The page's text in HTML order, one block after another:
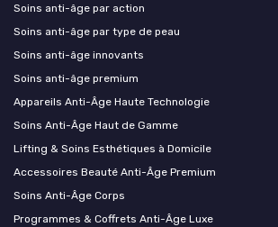
Soins anti-âge par action
Soins anti-âge par type de peau
Soins anti-âge innovants
Soins anti-âge premium
Appareils Anti-Âge Haute Technologie
Soins Anti-Âge Haut de Gamme
Lifting & Soins Esthétiques à Domicile
Accessoires Beauté Anti-Âge Premium
Soins Anti-Âge Corps
Programmes & Coffrets Anti-Âge Luxe